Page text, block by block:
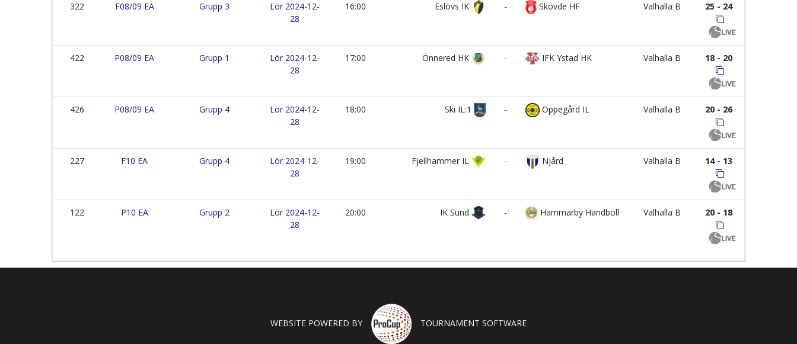
322 F08/09 EA Grupp 3
Lör 2024-12-
28
16:00 Eslövs IK - Skövde HF Valhalla B 25 - 24
422 P08/09 EA Grupp 1
Lör 2024-12-
28
17:00 Önnered HK - IFK Ystad HK Valhalla B 18 - 20
426 P08/09 EA Grupp 4
Lör 2024-12-
28
18:00 Ski IL:1 - Oppegård IL Valhalla B 20 - 26
227 F10 EA Grupp 4
Lör 2024-12-
28
19:00 Fjellhammer IL - Njård Valhalla B 14 - 13
122 P10 EA Grupp 2
Lör 2024-12-
28
20:00 IK Sund - Hammarby Handboll Valhalla B 20 - 18
WEBSITE POWERED BY TOURNAMENT SOFTWARE